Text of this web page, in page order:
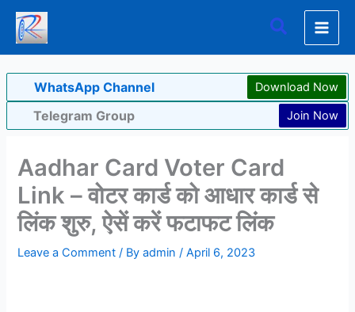
Skip
content
Search
WhatsApp Channel Download Now
Telegram Group Join Now
Aadhar Card Voter Card
Link – वोटर कार्ड को आधार कार्ड से
लिंक शुरु, ऐसें करें फटाफट लिंक
Leave a Comment / Byadmin/April 6, 2023